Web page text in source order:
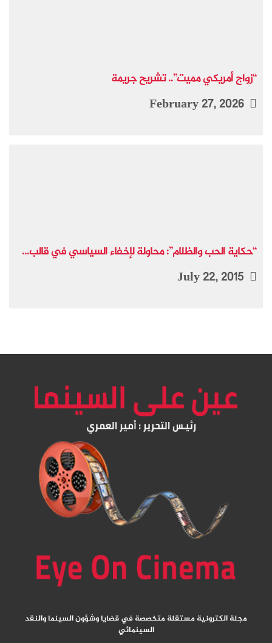
“زواج أمريكي مميت”.. تشريح جريمة
February 27, 2026
“حكاية الحب والظلام”: محاولة لإخفاء السياسي في قالب...
مجلة الكترونية مستقلة متخصصة في قضايا وشؤون السينما والنقد
السينمائي